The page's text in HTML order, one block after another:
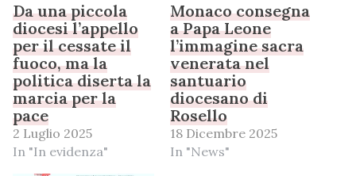
Da una piccola
diocesi l’appello
per il cessate il
fuoco, ma la
politica diserta la
marcia per la
pace
2 Luglio 2025
In "In evidenza"
Monaco consegna
a Papa Leone
l’immagine sacra
venerata nel
santuario
diocesano di
Rosello
18 Dicembre 2025
In "News"